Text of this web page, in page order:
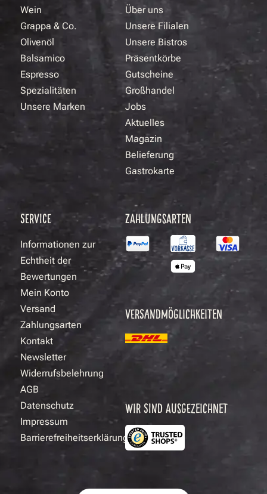
Wein
Grappa & Co.
Olivenöl
Balsamico
Espresso
Spezialitäten
Unsere Marken
Über uns
Unsere Filialen
Unsere Bistros
Präsentkörbe
Gutscheine
Großhandel
Jobs
Aktuelles
Magazin
Belieferung
Gastrokarte
SERVICE
Informationen zur
Echtheit der
Bewertungen
Mein Konto
Versand
Zahlungsarten
Kontakt
Newsletter
Widerrufsbelehrung
AGB
Datenschutz
Impressum
Barrierefreiheitserklärung
ZAHLUNGSARTEN
VERSANDMÖGLICHKEITEN
WIR SIND AUSGEZEICHNET